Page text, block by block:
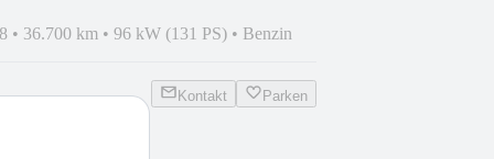
• 36.700 km • 96 kW (131 PS) • Benzin
Kontakt Parken